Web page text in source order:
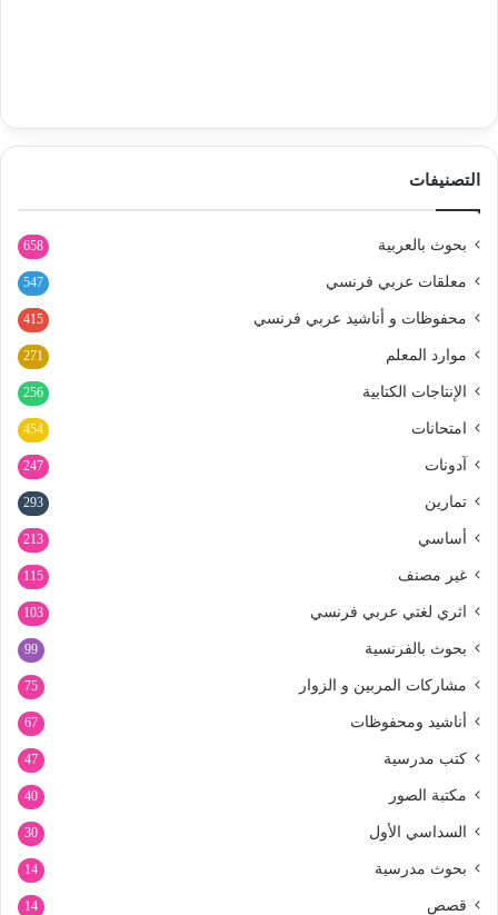
التصنيفات
بحوث بالعربية 658
معلقات عربي فرنسي 547
محفوظات و أناشيد عربي فرنسي 415
موارد المعلم 271
الإنتاجات الكتابية 256
امتحانات 454
آدونات 247
تمارين 293
أساسي 213
غير مصنف 115
اثري لغتي عربي فرنسي 103
بحوث بالفرنسية 99
مشاركات المربين و الزوار 75
أناشيد ومحفوظات 67
كتب مدرسية 47
مكتبة الصور 40
السداسي الأول 30
بحوث مدرسية 14
قصص 14